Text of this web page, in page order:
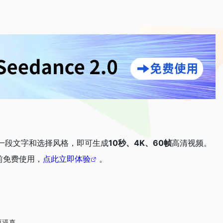
段文字和选择风格，即可生成10秒、4K、60帧高清视频。
费使用， 点此立即体验 。